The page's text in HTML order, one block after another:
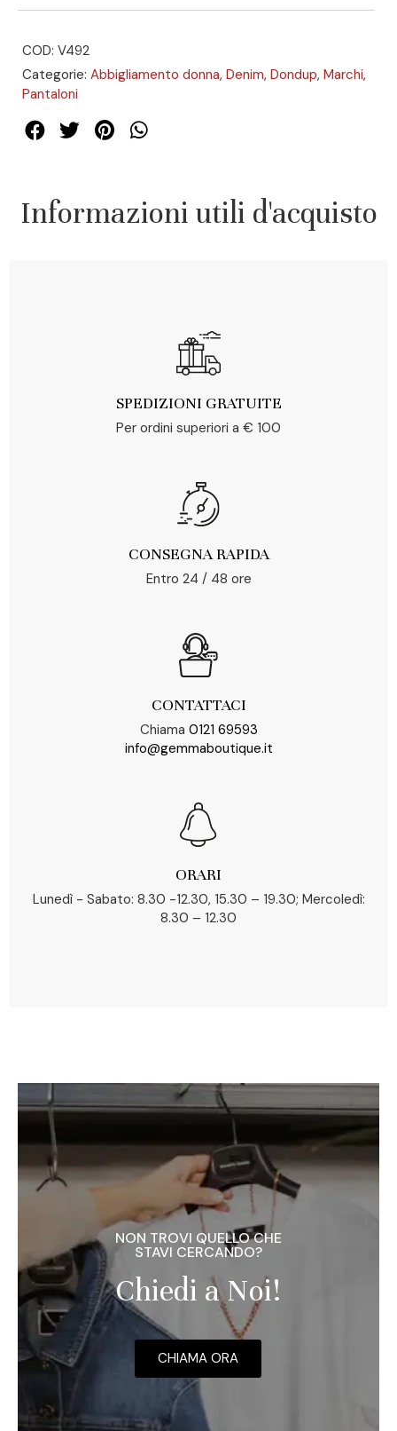
COD: V492
Categorie: Abbigliamento donna, Denim, Dondup, Marchi,
Pantaloni
Informazioni utili d'acquisto
SPEDIZIONI GRATUITE
Per ordini superiori a € 100
CONSEGNA RAPIDA
Entro 24 / 48 ore
CONTATTACI
Chiama 0121 69593
info@gemmaboutique.it
ORARI
Lunedì - Sabato: 8.30 -12.30, 15.30 – 19.30; Mercoledì:
8.30 – 12.30
NON TROVI QUELLO CHE
STAVI CERCANDO?
Chiedi a Noi!
CHIAMA ORA